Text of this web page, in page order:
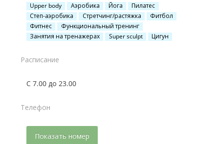
Upper body
Аэробика Йога
Пилатес
Степ-аэробика
Стретчинг/растяжка
Фитбол
Фитнес
Функциональный тренинг
Занятия на тренажерах
Super sculpt Цигун
Расписание
С 7.00 до 23.00
Телефон
Показать номер